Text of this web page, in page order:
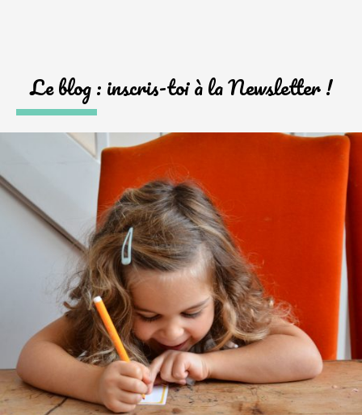
Le blog : inscris-toi à la Newsletter !